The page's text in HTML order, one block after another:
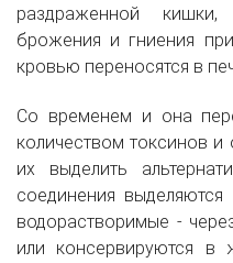
раздраженной
брожения и гниения
кровью переносятся в
Со временем и она
количеством токсинов и
их выделить
соединения выделяются
водорастворимые -
или консервируются